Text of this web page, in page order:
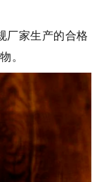
厂家生产的合格
。